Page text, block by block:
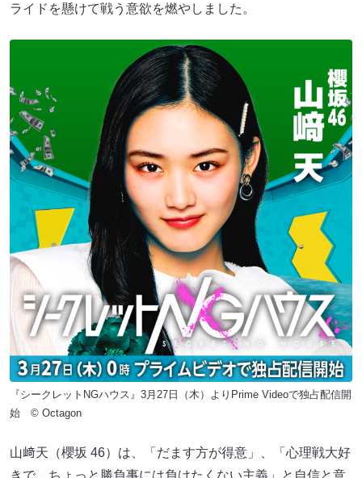
ライドを懸けて戦う意欲を燃やしました。
『シークレットNGハウス』3月27日（木）よりPrime Videoで独占配信開
始 © Octagon
山﨑天（櫻坂 46）は、「だます方が得意」、「心理戦大好
きで、ちょっと勝負事には負けたくない主義」と自信と意